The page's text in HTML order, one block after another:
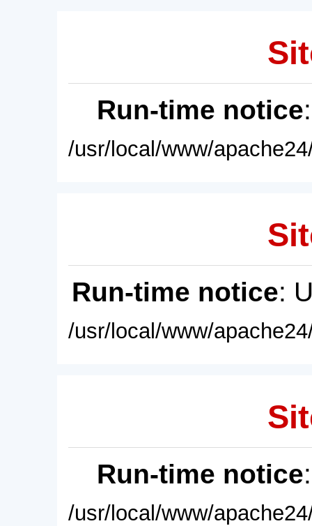
Run-time notice
/usr/local/www/
Run-time notice:
/usr/local/www/
Run-time notice
/usr/local/www/